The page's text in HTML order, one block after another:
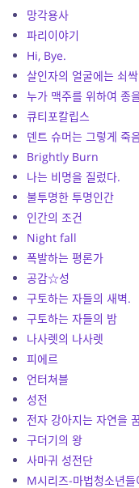
망각용사
파리이야기
Hi, Bye.
살인자의 얼굴에는 쇠
누가 맥주를 위하여 종
큐티포칼립스
덴트 슈머는 그렇게 죽
Brightly Burn
나는 비명을 질렀다.
불투명한 투명인간
인간의 조건
Night fall
폭발하는 평론가
공감☆성
구토하는 자들의 새벽.
구토하는 자들의 밤
나사렛의 나사렛
피에르
언터쳐블
성전
전자 강아지는 자연을
구더기의 왕
사마귀 성전단
M시리즈-마법청소년